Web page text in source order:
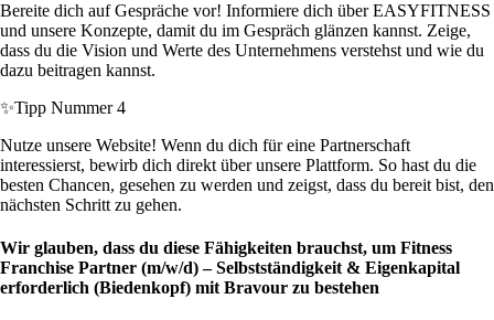
Bereite dich auf Gespräche vor! Informiere dich über EASYFITNESS
und unsere Konzepte, damit du im Gespräch glänzen kannst. Zeige,
dass du die Vision und Werte des Unternehmens verstehst und wie du
dazu beitragen kannst.
✨Tipp Nummer 4
Nutze unsere Website! Wenn du dich für eine Partnerschaft
interessierst, bewirb dich direkt über unsere Plattform. So hast du die
besten Chancen, gesehen zu werden und zeigst, dass du bereit bist, den
nächsten Schritt zu gehen.
Wir glauben, dass du diese Fähigkeiten brauchst, um Fitness
Franchise Partner (m/w/d) – Selbstständigkeit & Eigenkapital
erforderlich (Biedenkopf) mit Bravour zu bestehen